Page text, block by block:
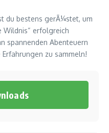
du bestens gerÃ¼stet, um
Wildnis“ erfolgreich
spannenden Abenteuern
zu sammeln!